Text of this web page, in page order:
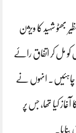
بھٹو شہید کا ویژن
مل کر اتفاق رائے
چاہئیں۔ انہوں نے
کیا تھا، جس پر